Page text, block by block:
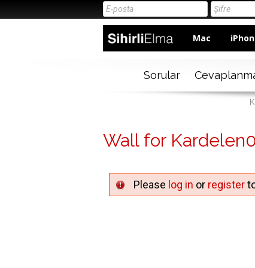
Mac
Sorular
Wall for
Please log in or register